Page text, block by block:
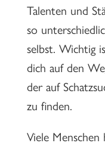
Talenten und
so
selbst. Wichtig
dich auf den
der auf
zu finden.
Viele